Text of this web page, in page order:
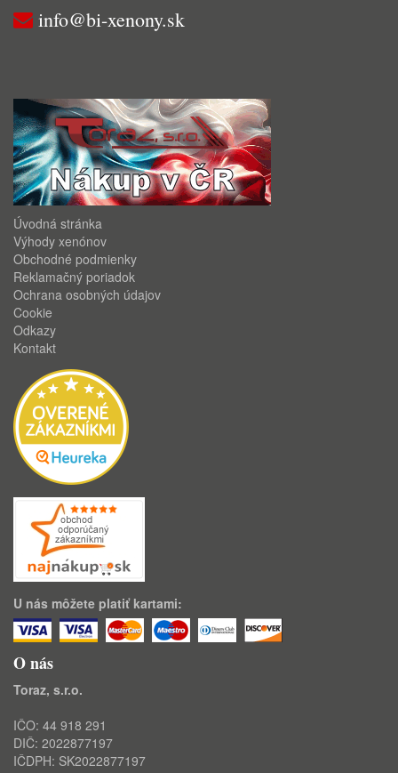
info@bi-xenony.sk
Úvodná stránka
Výhody xenónov
Obchodné podmienky
Reklamačný poriadok
Ochrana osobných údajov
Cookie
Odkazy
Kontakt
U nás môžete platiť kartami:
O nás
Toraz, s.r.o.
IČO: 44 918 291
DIČ: 2022877197
IČDPH: SK2022877197